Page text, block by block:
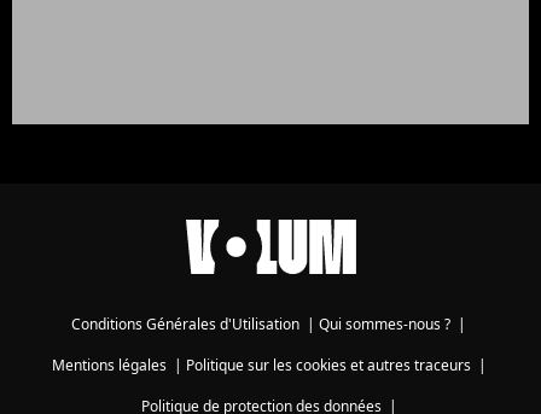
Conditions Générales d'Utilisation | Qui sommes-nous ? |
Mentions légales| Politique sur les cookies et autres traceurs|
Politique de protection des données|